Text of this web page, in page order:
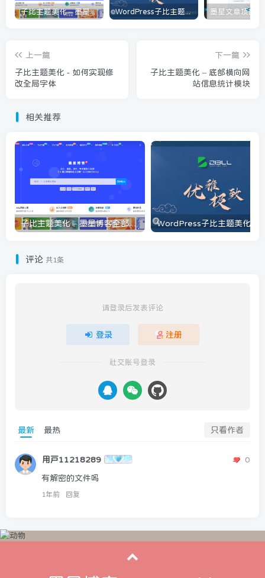
子比主题美化 – 墨星博客全部美化教程分享 WordPress子比主题美化教程[持续更新]
上一篇
子比主题美化 - 如何实现修
改全局字体
下一篇
子比主题美化 – 底部横向网
站信息统计模块
相关推荐
子比主题美化 – 墨星博客全部美化教程分享
评论 共1条
请登录后发表评论
登录 注册
社交账号登录
最新 最热 只看作者
用户11218289 0
有解密的文件吗
1年前 回复